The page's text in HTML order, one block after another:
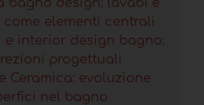
bagno design: lavabi e
elementi centrali
e interior design bagno:
progettuali
Ceramica: evoluzione
nel bagno